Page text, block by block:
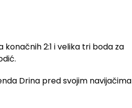
2:1 i velika tri boda za
Drina pred svojim navijačima